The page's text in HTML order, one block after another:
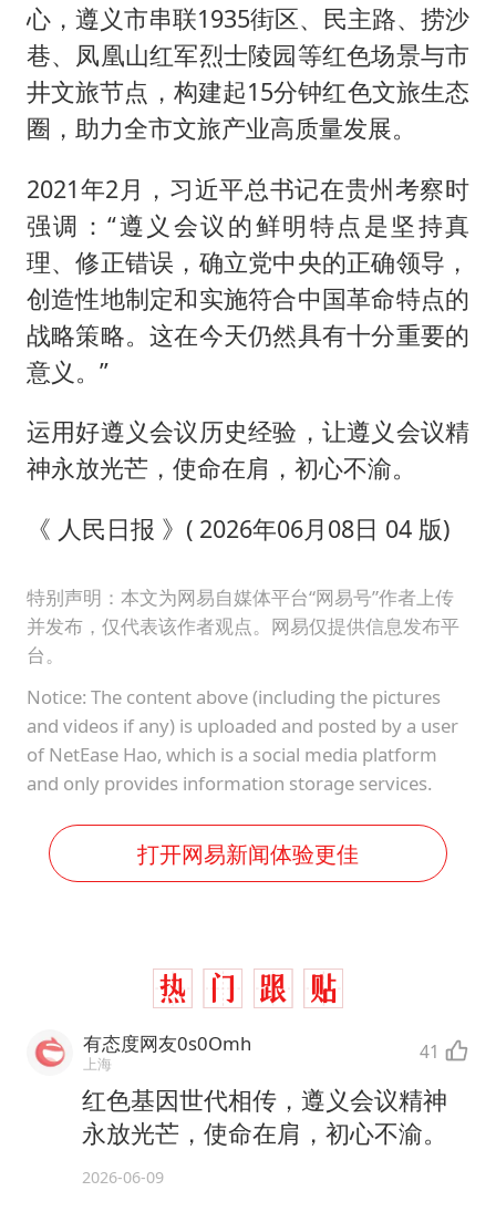
心，遵义市串联1935街区、民主路、捞沙
巷、凤凰山红军烈士陵园等红色场景与市
井文旅节点，构建起15分钟红色文旅生态
圈，助力全市文旅产业高质量发展。
2021年2月，习近平总书记在贵州考察时
强调：“遵义会议的鲜明特点是坚持真
理、修正错误，确立党中央的正确领导，
创造性地制定和实施符合中国革命特点的
战略策略。这在今天仍然具有十分重要的
意义。”
运用好遵义会议历史经验，让遵义会议精
神永放光芒，使命在肩，初心不渝。
《 人民日报 》( 2026年06月08日 04 版)
特别声明：本文为网易自媒体平台“网易号”作者上传
并发布，仅代表该作者观点。网易仅提供信息发布平
台。
Notice: The content above (including the pictures
and videos if any) is uploaded and posted by a user
of NetEase Hao, which is a social media platform
and only provides information storage services.
打开网易新闻体验更佳
有态度网友0s0Omh
上海 41
红色基因世代相传，遵义会议精神
永放光芒，使命在肩，初心不渝。
2026-06-09